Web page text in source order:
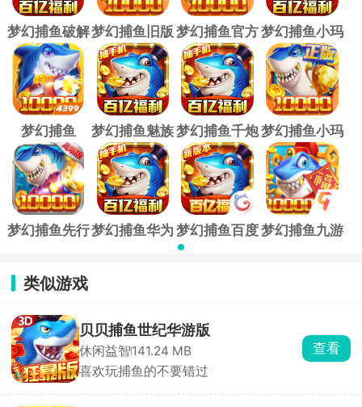
梦幻捕鱼破解
版
梦幻捕鱼旧版 梦幻捕鱼官方
正版
梦幻捕鱼小玛
丽旧版
梦幻捕鱼
4399版
梦幻捕鱼魅族
版
梦幻捕鱼千炮
版
梦幻捕鱼小玛
丽版
梦幻捕鱼先行梦幻捕鱼华为 梦幻捕鱼百度梦幻捕鱼九游
类似游戏
贝贝捕鱼世纪华游版
休闲益智141.24 MB
喜欢玩捕鱼的不要错过
查看